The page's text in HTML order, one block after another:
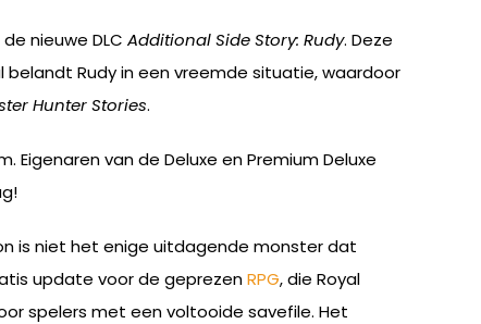
nieuwe DLC Additional Side Story: Rudy. Deze
belandt Rudy in een vreemde situatie, waardoor
Hunter Stories.
Eigenaren van de Deluxe en Premium Deluxe
is niet het enige uitdagende monster dat
update voor de geprezenRPG, die Royal
spelers met een voltooide savefile. Het